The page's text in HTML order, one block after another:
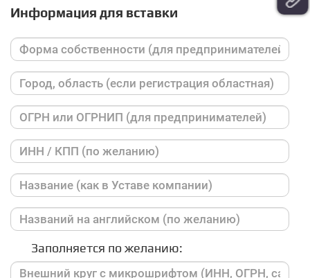
Информация для вставки
Заполняется по желанию: